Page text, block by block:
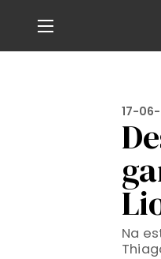
17-
Na